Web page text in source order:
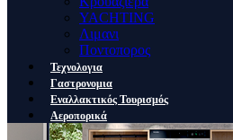
YACHTING
Λιμανι
Ποντοπορος
Τεχνολογια
Γαστρονομια
Εναλλακτικός Τουρισμός
Αεροπορικά